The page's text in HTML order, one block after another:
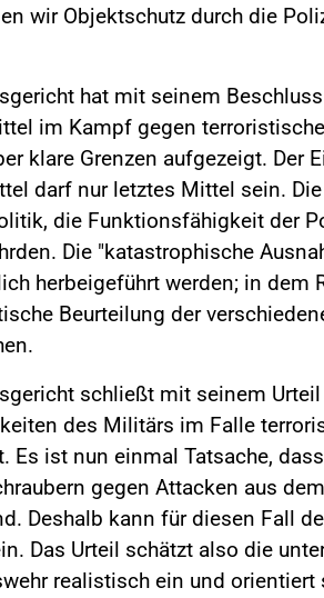
wir Objektschutz durch die
hat mit seinem
im Kampf gegen
klare Grenzen aufgezeigt. Der
darf nur letztes Mittel sein.
die Funktionsfähigkeit der
Die "katastrophische
herbeigeführt werden; in dem
Beurteilung der
schließt mit seinem
des Militärs im Falle
Es ist nun einmal Tatsache,
gegen Attacken aus
Deshalb kann für diesen Fall
Das Urteil schätzt also die
realistisch ein und orientiert